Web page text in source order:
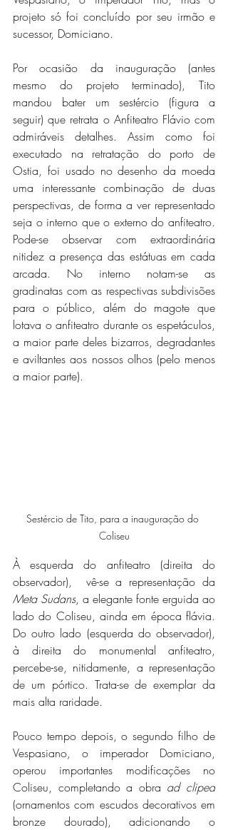
projeto só foi concluído por seu irmão e
sucessor, Domiciano.
Por ocasião da inauguração (antes
mesmo do projeto terminado), Tito
mandou bater um sestércio (figura a
seguir) que retrata o Anfiteatro Flávio com
admiráveis detalhes. Assim como foi
executado na retratação do porto de
Ostia, foi usado no desenho da moeda
uma interessante combinação de duas
perspectivas, de forma a ver representado
seja o interno que o externo do anfiteatro.
Pode-se observar com extraordinária
nitidez a presença das estátuas em cada
arcada. No interno notam-se as
gradinatas com as respectivas subdivisões
para o público, além do magote que
lotava o anfiteatro durante os espetáculos,
a maior parte deles bizarros, degradantes
e aviltantes aos nossos olhos (pelo menos
a maior parte).
Sestércio de Tito, para a inauguração do
Coliseu
À esquerda do anfiteatro (direita do
Meta Sudans, a elegante fonte erguida ao
lado do Coliseu, ainda em época flávia.
Do outro lado (esquerda do observador),
à direita do monumental anfiteatro,
percebe-se, nitidamente, a representação
de um pórtico. Trata-se de exemplar da
mais alta raridade.
Pouco tempo depois, o segundo filho de
Vespasiano, o imperador Domiciano,
operou importantes modificações no
Coliseu, completando a obra ad clipea
(ornamentos com escudos decorativos em